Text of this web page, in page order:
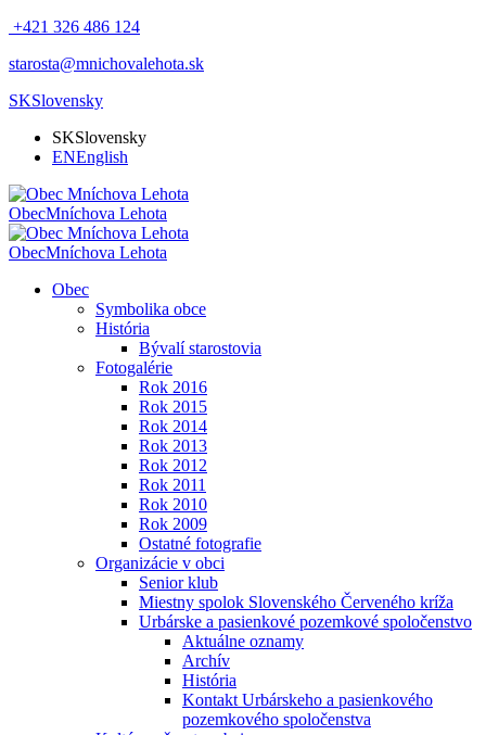
+421 326 486 124
starosta@mnichovalehota.sk
SKSlovensky
SKSlovensky
ENEnglish
ObecMníchova Lehota
ObecMníchova Lehota
Obec
Symbolika obce
História
Bývalí starostovia
Fotogalérie
Rok 2016
Rok 2015
Rok 2014
Rok 2013
Rok 2012
Rok 2011
Rok 2010
Rok 2009
Ostatné fotografie
Organizácie v obci
Senior klub
Miestny spolok Slovenského Červeného kríža
Urbárske a pasienkové pozemkové spoločenstvo
Aktuálne oznamy
Archív
História
Kontakt Urbárskeho a pasienkového
pozemkového spoločenstva